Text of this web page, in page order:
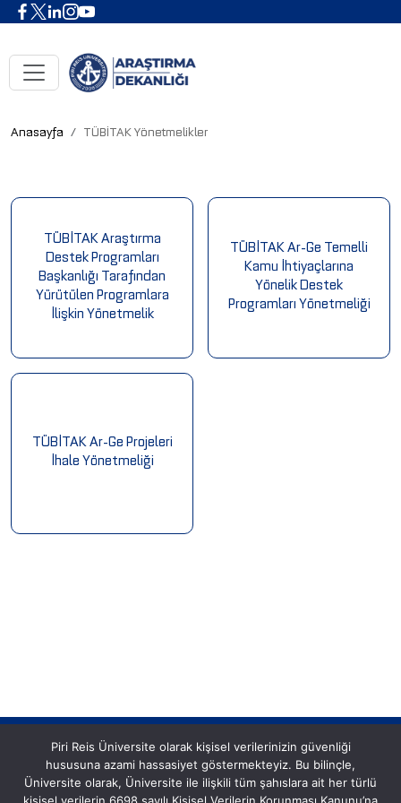
Anasayfa TÜBİTAK Yönetmelikler
TÜBİTAK Araştırma
Destek Programları
Başkanlığı Tarafından
Yürütülen Programlara
İlişkin Yönetmelik
TÜBİTAK Ar-Ge Temelli
Kamu İhtiyaçlarına
Yönelik Destek
Programları Yönetmeliği
TÜBİTAK Ar-Ge Projeleri
İhale Yönetmeliği
Piri Reis Üniversite olarak kişisel verilerinizin güvenliği
hususuna azami hassasiyet göstermekteyiz. Bu bilinçle,
Üniversite olarak, Üniversite ile ilişkili tüm şahıslara ait her türlü